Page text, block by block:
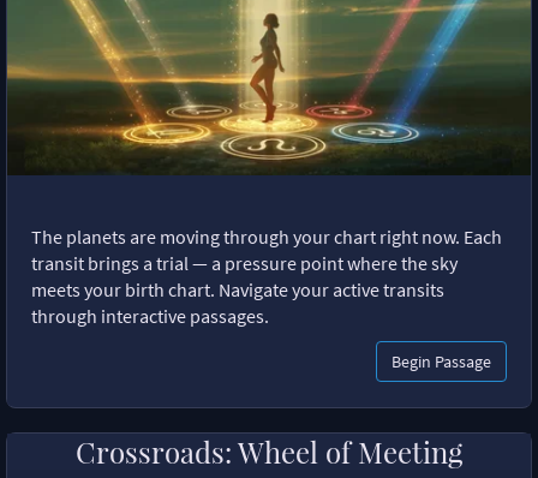
The planets are moving through your chart right now. Each
transit brings a trial — a pressure point where the sky
meets your birth chart. Navigate your active transits
through interactive passages.
Begin Passage
Crossroads: Wheel of Meeting